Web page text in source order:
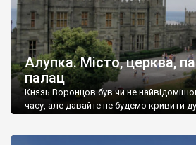
Алупка. Місто, церква,
палац
Князь Воронцов був чи не
часу, але давайте не будемо кривити